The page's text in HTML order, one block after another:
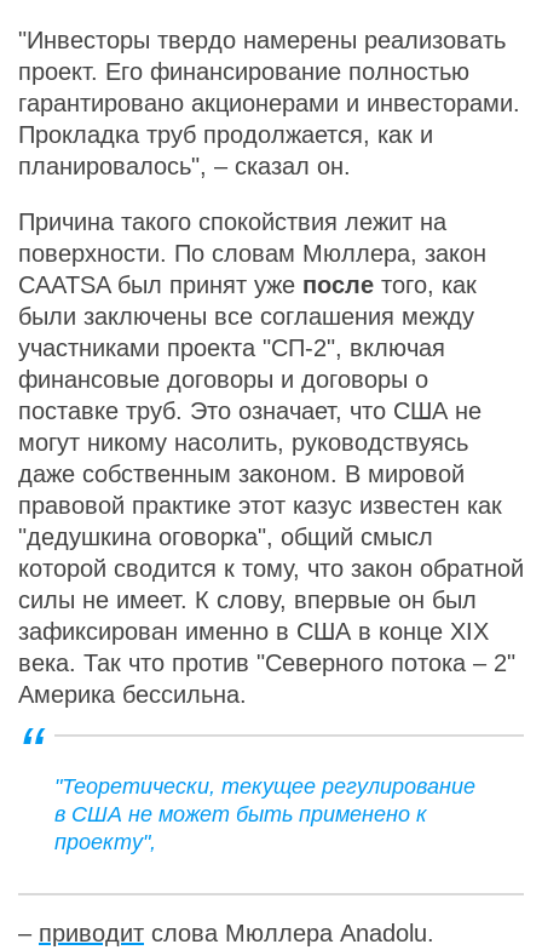
"Инвесторы твердо намерены реализовать
проект. Его финансирование полностью
гарантировано акционерами и инвесторами.
Прокладка труб продолжается, как и
планировалось", – сказал он.
Причина такого спокойствия лежит на
поверхности. По словам Мюллера, закон
CAATSA был принят уже после того, как
были заключены все соглашения между
участниками проекта "СП-2", включая
финансовые договоры и договоры о
поставке труб. Это означает, что США не
могут никому насолить, руководствуясь
даже собственным законом. В мировой
правовой практике этот казус известен как
"дедушкина оговорка", общий смысл
которой сводится к тому, что закон обратной
силы не имеет. К слову, впервые он был
зафиксирован именно в США в конце XIX
века. Так что против "Северного потока – 2"
Америка бессильна.
"Теоретически, текущее регулирование
в США не может быть применено к
проекту",
– приводит слова Мюллера Anadolu.